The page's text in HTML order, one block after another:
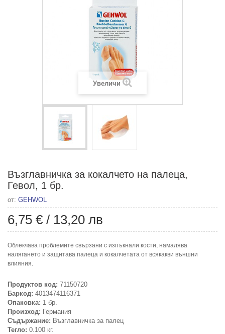
Увеличи
Възглавничка за кокалчето на палеца,
Гевол, 1 бр.
от: GEHWOL
6,75 € / 13,20 лв
Облекчава проблемите свързани с изпъкнали кости, намалява
налягането и защитава палеца и кокалчетата от всякакви външни
влияния.
Продуктов код: 71150720
Баркод: 4013474116371
Опаковка: 1 бр.
Произход: Германия
Съдържание: Възглавничка за палец
Тегло: 0.100 кг.